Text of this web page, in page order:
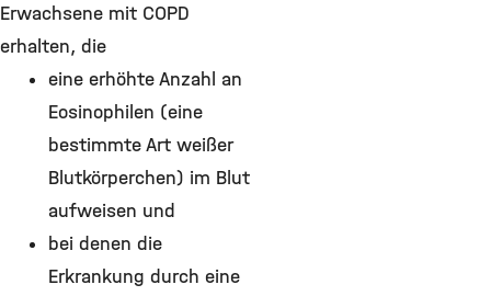
Erwachsene mit COPD
erhalten, die
eine erhöhte Anzahl an
Eosinophilen (eine
bestimmte Art weißer
Blutkörperchen) im Blut
aufweisen und
bei denen die
Erkrankung durch eine